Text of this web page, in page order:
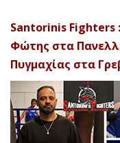
Santorinis Fighters
Φώτης στα
Πυγμαχίας στα